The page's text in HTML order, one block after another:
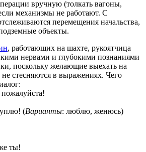
вручную (толкать вагоны,
механизмы не работают. С
перемещения начальства,
объекты.
, работающих на шахте, рукоятчица
нервами и глубокими познаниями
поскольку желающие выехать на
стесняются в выражениях. Чего
(Варианты: люблю, женюсь)
ты!